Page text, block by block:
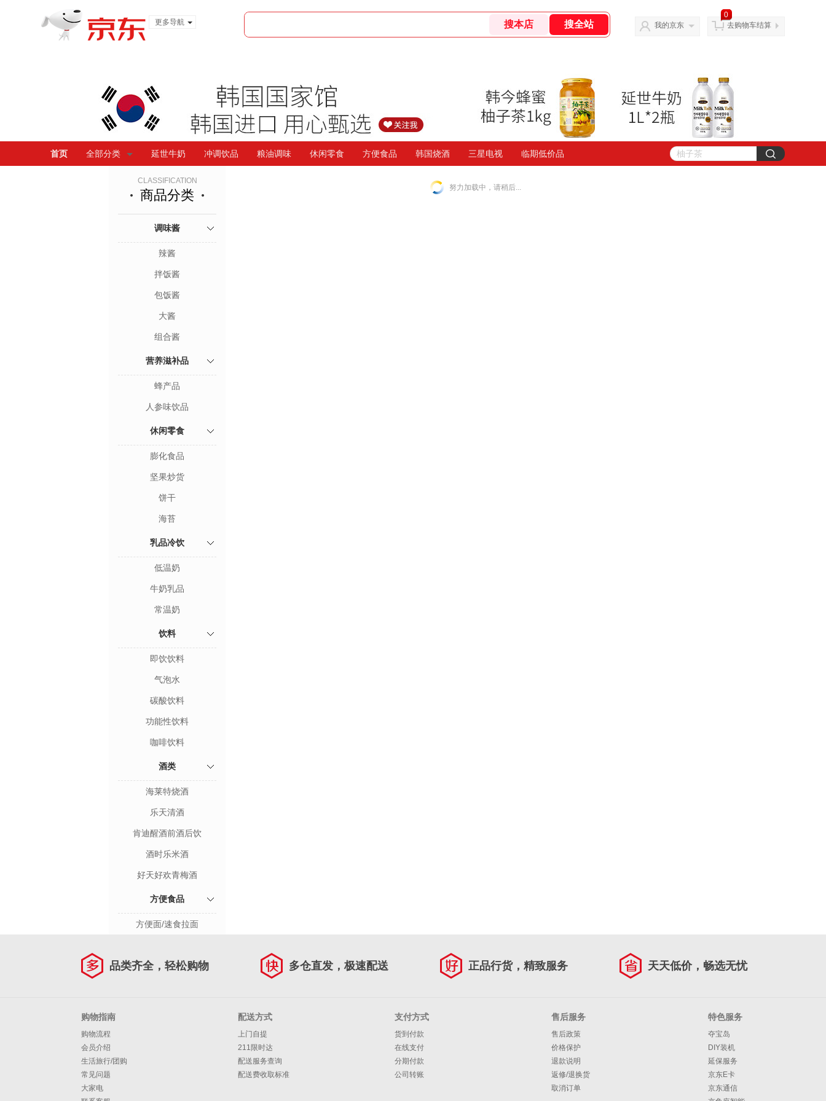
更多导航
我的京东
0
去购物车结算
首页 全部分类 延世牛奶 冲调饮品 粮油调味 休闲零食 方便食品 韩国烧酒 三星电视 临期低价品
CLASSIFICATION
商品分类
调味酱
辣酱
拌饭酱
包饭酱
大酱
组合酱
营养滋补品
蜂产品
人参味饮品
休闲零食
膨化食品
坚果炒货
饼干
海苔
乳品冷饮
低温奶
牛奶乳品
常温奶
饮料
即饮饮料
气泡水
碳酸饮料
功能性饮料
咖啡饮料
酒类
海莱特烧酒
乐天清酒
肯迪醒酒前酒后饮
酒时乐米酒
好天好欢青梅酒
方便食品
方便面/速食拉面
努力加载中，请稍后...
品类齐全，轻松购物 多仓直发，极速配送 正品行货，精致服务 天天低价，畅选无忧
购物指南
购物流程
会员介绍
生活旅行/团购
常见问题
大家电
配送方式
上门自提
211限时达
配送服务查询
配送费收取标准
支付方式
货到付款
在线支付
分期付款
公司转账
售后服务
售后政策
价格保护
退款说明
返修/退换货
取消订单
特色服务
夺宝岛
DIY装机
延保服务
京东E卡
京东通信